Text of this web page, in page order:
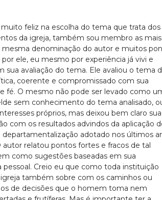
feliz na escolha do tema que trata dos
da igreja, também sou membro as
mesma denominação do autor e muitos
ele, eu mesmo por experiência já vivi e
sua avaliação do tema. Ele avaliou o tema
coerente e compromissado com sua
fé. O mesmo não pode ser levado como
sem conhecimento do tema analisado,
próprios, mas deixou bem claro sua
com os resultados advindos da aplicação
departamentalização adotado nos últimos
autor relatou pontos fortes e fracos de tal
como sugestões baseadas em sua
pessoal. Creio eu que como toda instituição
também sobre com os caminhos ou
de decisões que o homem toma nem